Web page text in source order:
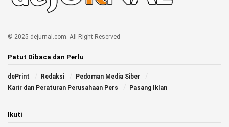
© 2025 dejurnal.com. All Right Reserved
Patut Dibaca dan Perlu
dePrint Redaksi
Pedoman Media Siber
Karir dan Peraturan Perusahaan Pers
Pasang Iklan
Ikuti